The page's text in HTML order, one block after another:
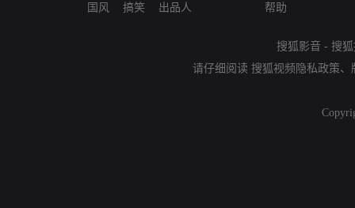
国风
搞笑
出品人
帮助
搜狐影音 - 搜
请仔细阅读 搜狐视频隐私政策、